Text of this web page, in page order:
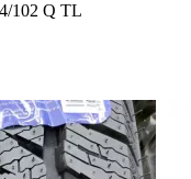
102 Q TL